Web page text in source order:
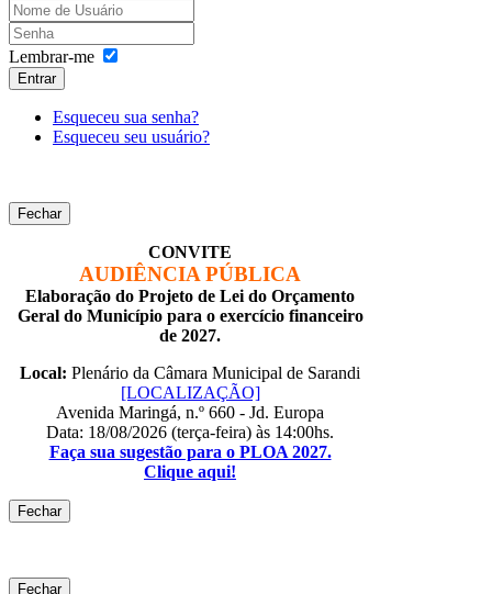
Lembrar-me
Entrar
Esqueceu sua senha?
Esqueceu seu usuário?
Fechar
CONVITE
AUDIÊNCIA PÚBLICA
Elaboração do Projeto de Lei do Orçamento
Geral do Município para o exercício financeiro
de 2027.
Local: Plenário da Câmara Municipal de Sarandi
[LOCALIZAÇÃO]
Avenida Maringá, n.º 660 - Jd. Europa
Data: 18/08/2026 (terça-feira) às 14:00hs.
Faça sua sugestão para o PLOA 2027.
Clique aqui!
Fechar
Fechar